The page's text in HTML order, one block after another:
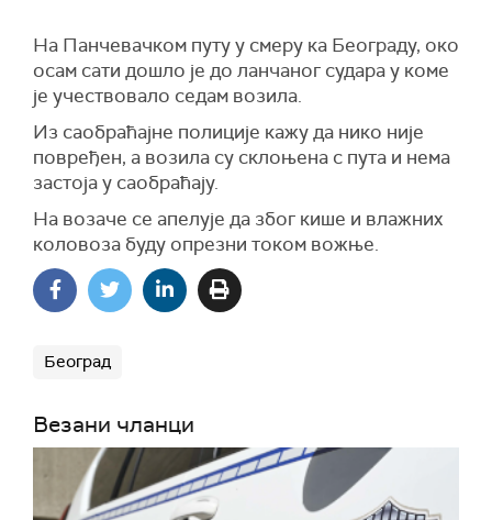
На Панчевачком путу у смеру ка Београду, око
осам сати дошло је до ланчаног судара у коме
је учествовало седам возила.
Из саобраћајне полиције кажу да нико није
повређен, а возила су склоњена с пута и нема
застоја у саобраћају.
На возаче се апелује да због кише и влажних
коловоза буду опрезни током вожње.
Београд
Везани чланци